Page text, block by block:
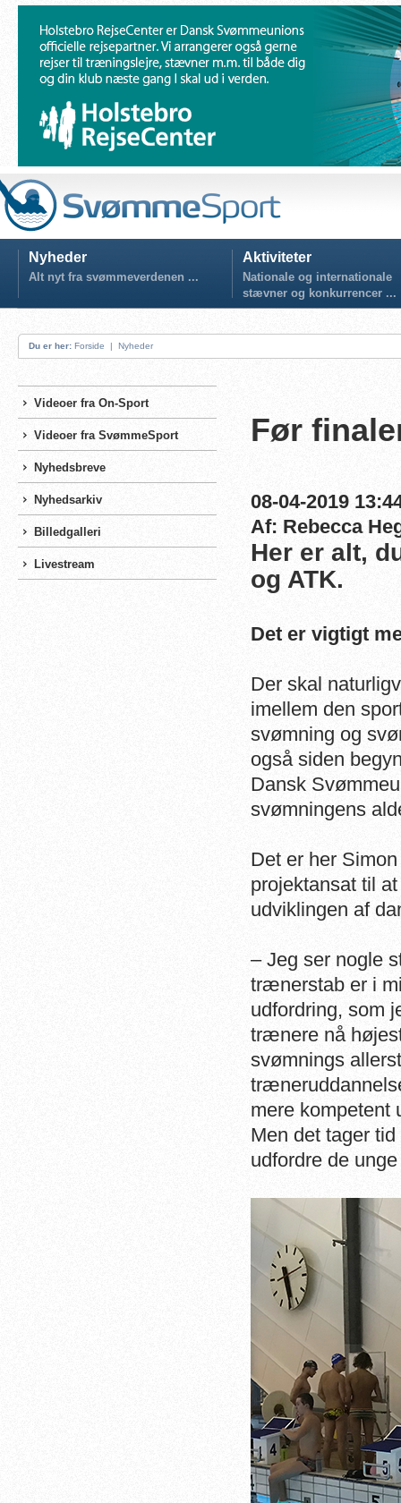
Nyheder
Alt nyt fra svømmeverdenen ...
Aktiviteter
Nationale og internationale
stævner og konkurrencer ...
Du er her: Forside | Nyheder
Videoer fra On-Sport
Videoer fra SvømmeSport
Nyhedsbreve
Nyhedsarkiv
Billedgalleri
Livestream
Før
08-04-2019
Af: Rebecca
Her er alt,
og ATK.
Det er vigtigt
Der skal
imellem den
svømning og
også siden
Dansk
svømningens
Det er her
projektansat til
udviklingen af
– Jeg ser nogle
trænerstab er i
udfordring, som
trænere nå
svømnings
mere kompetent
Men det tager
udfordre de